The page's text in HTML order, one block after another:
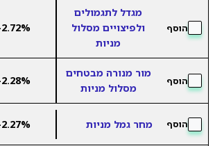
הוסף
מגדל לתגמולים
ולפיצויים מסלול
מניות
הוסף
מור מנורה מבטחים
מסלול מניות
הוסף מחר גמל מניות